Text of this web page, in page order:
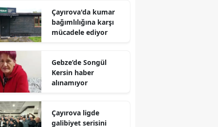
Mersin
İzmir
Kars
Kayseri
Çayırova'da kumar
bağımlılığına karşı
mücadele ediyor
Gebze’de Songül
Kersin haber
alınamıyor
Çayırova ligde
galibiyet serisini